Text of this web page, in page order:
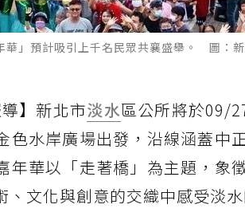
華」預計吸引上千名民眾共襄盛舉。 圖：
】新北市淡水區公所將於09/
色水岸廣場出發，沿線涵蓋中
年華以「走著橋」為主題，象
、文化與創意的交織中感受淡水